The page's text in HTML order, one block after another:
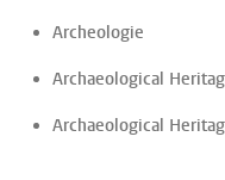
Archeologie
Archaeological
Archaeological